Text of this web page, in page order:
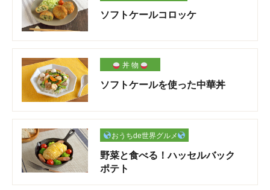
ソフトケールコロッケ
丼 物
ソフトケールを使った中華丼
おうちde世界グルメ
野菜と食べる！ハッセルバック
ポテト